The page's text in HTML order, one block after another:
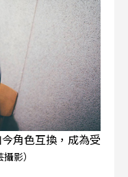
角色互換，成為受
影）